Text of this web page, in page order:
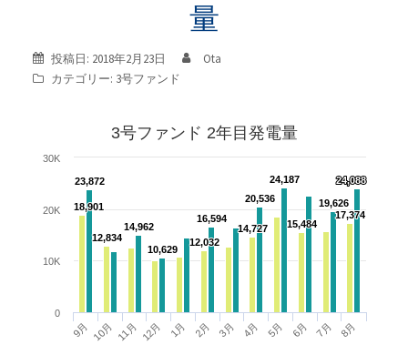
量
投稿日: 2018年2月23日
Ota
カテゴリー: 3号ファンド
3号ファンド 2年目発電量
18,901
18,901
12,834
12,834 12,032
12,032
14,727
14,727 15,484
15,484
17,374
17,374
23,872
23,872
14,962
14,962
10,629
10,629
16,594
16,594
20,536
20,536
24,187
24,187
19,626
19,626
24,088
24,088
9月 10月 11月 12月 1月 2月 3月 4月 5月 6月 7月 8月
0
10K
20K
30K